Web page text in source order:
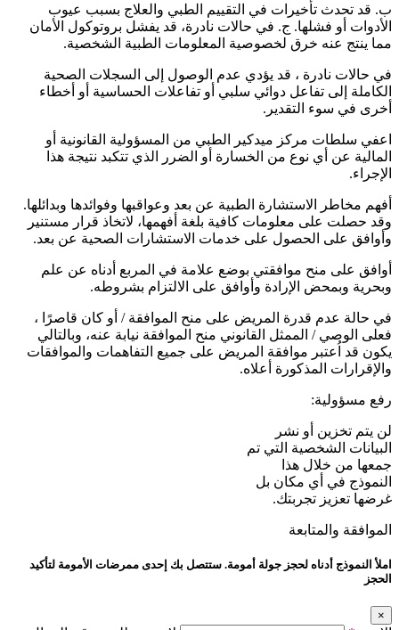
ب. قد تحدث تأخيرات في التقييم الطبي والعلاج بسبب عيوب
الأدوات أو فشلها. ج. في حالات نادرة، قد يفشل بروتوكول الأمان
مما ينتج عنه خرق لخصوصية المعلومات الطبية الشخصية.
في حالات نادرة ، قد يؤدي عدم الوصول إلى السجلات الصحية
الكاملة إلى تفاعل دوائي سلبي أو تفاعلات الحساسية أو أخطاء
أخرى في سوء التقدير.
اعفي سلطات مركز ميدكير الطبي من المسؤولية القانونية أو
المالية عن أي نوع من الخسارة أو الضرر الذي تتكبد نتيجة هذا
الإجراء.
أفهم مخاطر الاستشارة الطبية عن بعد وعواقبها وفوائدها وبدائلها.
وقد حصلت على معلومات كافية بلغة أفهمها، لاتخاذ قرار مستنير
وأوافق على الحصول على خدمات الاستشارات الصحية عن بعد.
أوافق على منح موافقتي بوضع علامة في المربع أدناه عن علم
وبحرية وبمحض الإرادة وأوافق على الالتزام بشروطه.
في حالة عدم قدرة المريض على منح الموافقة / أو كان قاصرًا ،
فعلى الوصي / الممثل القانوني منح الموافقة نيابة عنه، وبالتالي
يكون قد اُعتبر موافقة المريض على جميع التفاهمات والموافقات
والإقرارات المذكورة أعلاه.
رفع مسؤولية:
لن يتم تخزين أو نشر
البيانات الشخصية التي تم
جمعها من خلال هذا
النموذج في أي مكان بل
غرضها تعزيز تجربتك.
الموافقة والمتابعة
املأ النموذج أدناه لحجز جولة أمومة. ستتصل بك إحدى ممرضات الأمومة لتأكيد
الحجز
×